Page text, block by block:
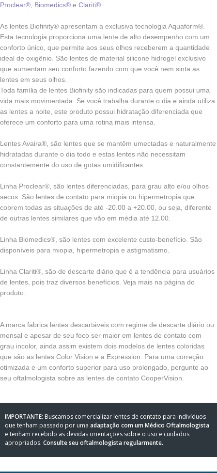
Proclear® Biomedics® e Clariti®
As lentes Biofinity® apresentam a exclusiva tecnologia Aquaform®.
Esta tecnologia proporciona uma lente de alto desempenho com um
conforto único, que permite aos seus olhos receberem a quantidade
ideal de oxigênio. São lentes de material silicone hidrogel exclusivo
que aumentam seu conforto fazendo com que você nem sinta as
lentes em seus olhos.
Toda família de lentes Biofinity são indicadas para quem possui uma
vida mais movimentada. Se você trabalha durante o dia e ainda utiliza
as lentes a noite, este produto possui hidratação diferenciada que
oferece um conforto para uma rotina mais intensa.
Lentes Avaira®, são lentes que se mantêm umectadas e naturalmente
hidratadas durante o dia todo e estas lentes não necessitam
constantemente do uso de gotas umidificantes.
Linha Proclear®, são lentes diferenciadas, para grau alto e/ou olhos
secos. São lentes de contato para miopia ou hipermetropia que
cobrem todas as situações de até -20.00 a +20.00, ou seja, diferente
de outras lentes similares que vão em média até 12.00.
Linha Biomedics®, são lentes com excelente custo-benefício. São
disponíveis para miopia, hipermetropia e astigmatismo.
Linha Clariti®, são de descarte diário que é a tendência para usuários
de lentes, pois traz diversos benefícios. Veja mais na página do
produto.
A marca fabrica lentes descartáveis com regime de descarte diário ou
mensal e apesar de seu foco ser maior em lentes de contato com
grau incolor, ainda assim existem dois modelos de lentes coloridas
que são as lentes Color Vision e a Expression. Para uma correção
otimizada e um conforto superior para uso prolongado, pergunte ao
seu oftalmologista sobre as lentes de contato CooperVision.
IMPORTANTE: Buscamos comercializar lentes de contato para indivíduos
que tenham passado por uma adaptação com um Médico Oftalmologista
e tenham recebido as devidas orientações sobre o uso e cuidados
apropriados. Consulte seu oftalmologista regularmente.